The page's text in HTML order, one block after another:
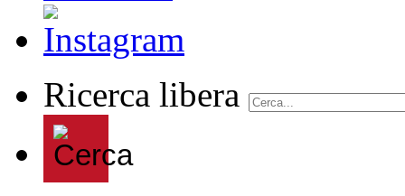
Ricerca libera